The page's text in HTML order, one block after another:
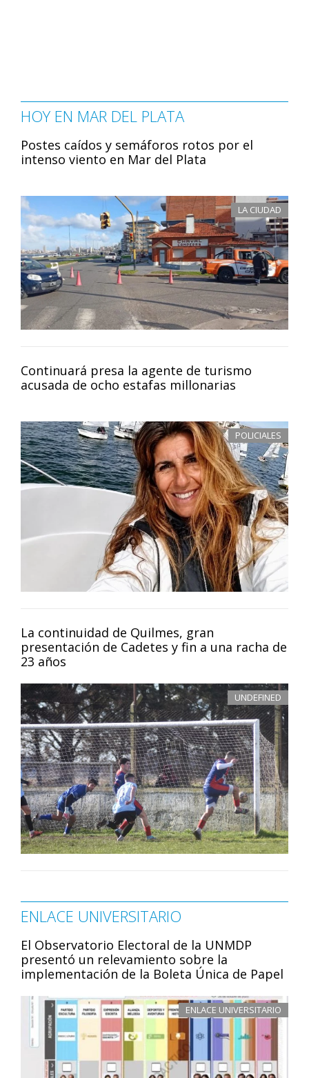
HOY EN MAR DEL PLATA
Postes caídos y semáforos rotos por el
intenso viento en Mar del Plata
LA CIUDAD
Continuará presa la agente de turismo
acusada de ocho estafas millonarias
POLICIALES
La continuidad de Quilmes, gran
presentación de Cadetes y fin a una racha de
23 años
UNDEFINED
ENLACE UNIVERSITARIO
El Observatorio Electoral de la UNMDP
presentó un relevamiento sobre la
implementación de la Boleta Única de Papel
ENLACE UNIVERSITARIO